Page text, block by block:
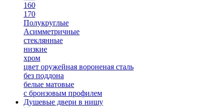
160
170
Полукруглые
Асимметричные
стеклянные
низкие
хром
цвет оружейная вороненая сталь
без поддона
белые матовые
с бронзовым профилем
Душевые двери в нишу